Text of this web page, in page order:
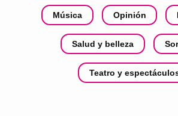
Música Opinión
Salud y belleza
Teatro y